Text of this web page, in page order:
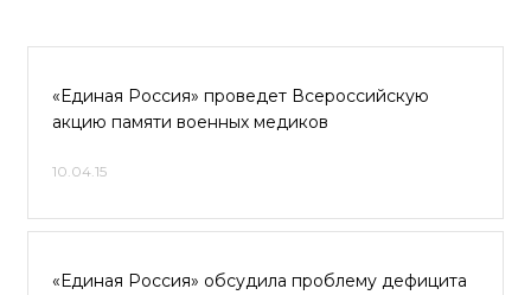
«Единая Россия» проведет Всероссийскую
акцию памяти военных медиков
10.04.15
«Единая Россия» обсудила проблему дефицита